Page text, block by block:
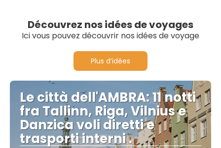
Découvrez nos idées de voyages
Ici vous pouvez découvrir nos idées de voyage
Plus d’idées
Le città dell'AMBRA: 11 notti
fra Tallinn, Riga, Vilnius e
Danzica voli diretti e
trasporti interni .